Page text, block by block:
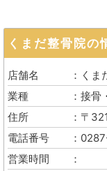
くまだ整骨院の
店舗名 くま
業種
接骨
住所
〒
電話番号
営業時間